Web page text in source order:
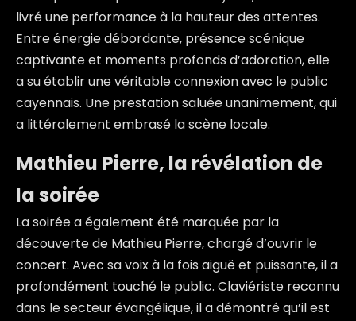
livré une performance à la hauteur des attentes.
Entre énergie débordante, présence scénique
captivante et moments profonds d’adoration, elle
a su établir une véritable connexion avec le public
cayennais. Une prestation saluée unanimement, qui
a littéralement embrasé la scène locale.
Mathieu Pierre, la révélation de
la soirée
La soirée a également été marquée par la
découverte de Mathieu Pierre, chargé d’ouvrir le
concert. Avec sa voix à la fois aiguë et puissante, il a
profondément touché le public. Claviériste reconnu
dans le secteur évangélique, il a démontré qu’il est